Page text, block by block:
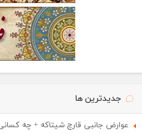
جدیدترین ها
عوارض جانبی قارچ شیتاکه + چه کسانی